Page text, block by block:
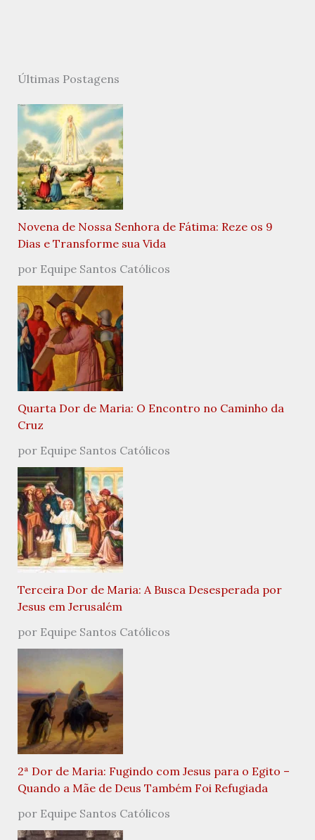
Últimas Postagens
Novena de Nossa Senhora de Fátima: Reze os 9
Dias e Transforme sua Vida
por Equipe Santos Católicos
Quarta Dor de Maria: O Encontro no Caminho da
Cruz
por Equipe Santos Católicos
Terceira Dor de Maria: A Busca Desesperada por
Jesus em Jerusalém
por Equipe Santos Católicos
2ª Dor de Maria: Fugindo com Jesus para o Egito –
Quando a Mãe de Deus Também Foi Refugiada
por Equipe Santos Católicos